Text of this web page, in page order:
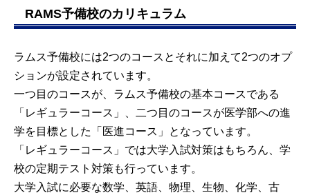
RAMS予備校のカリキュラム
ラムス予備校には2つのコースとそれに加えて2つのオプ
ションが設定されています。
一つ目のコースが、ラムス予備校の基本コースである
「レギュラーコース」、二つ目のコースが医学部への進
学を目標とした「医進コース」となっています。
「レギュラーコース」では大学入試対策はもちろん、学
校の定期テスト対策も行っています。
大学入試に必要な数学、英語、物理、生物、化学、古